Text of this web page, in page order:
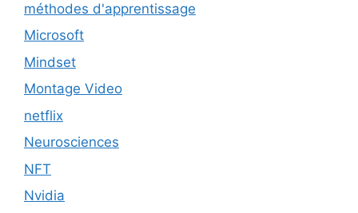
méthodes d'apprentissage
Microsoft
Mindset
Montage Video
netflix
Neurosciences
NFT
Nvidia